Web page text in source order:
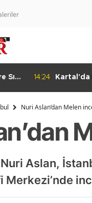
Sıkı
14:24
Kartal'da
Nuri Aslan’dan Melen
Aslan,
Merkezi’nde